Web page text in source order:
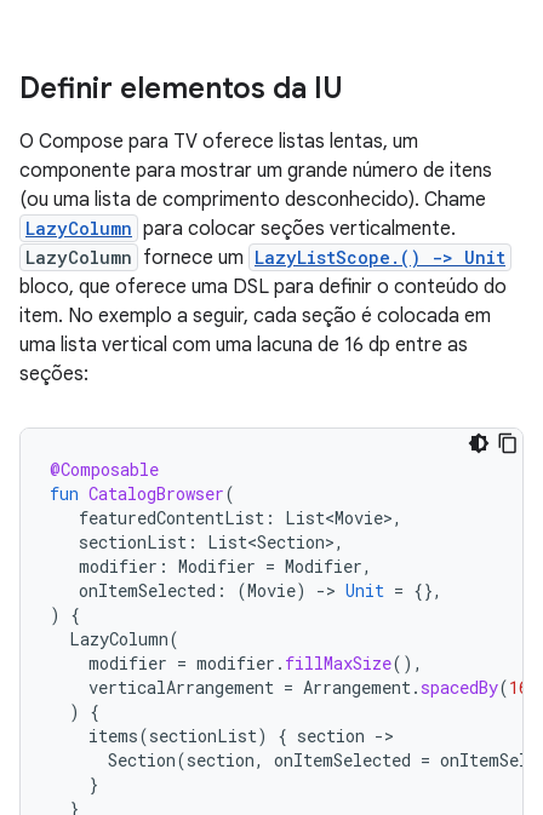
Definir elementos da IU
O Compose para TV oferece listas lentas, um
componente para mostrar um grande número de itens
(ou uma lista de comprimento desconhecido). Chame
LazyColumn para colocar seções verticalmente.
LazyColumn fornece um LazyListScope.() -> Unit
bloco, que oferece uma DSL para definir o conteúdo do
item. No exemplo a seguir, cada seção é colocada em
uma lista vertical com uma lacuna de 16 dp entre as
seções:
@Composable
fun CatalogBrowser(
featuredContentList : List<Movie>,
sectionList : List<Section>,
modifier : Modifier = Modifier,
onItemSelected : (Movie) -> Unit = {},
)
{
LazyColumn(
modifier = modifier . fillMaxSize(),
verticalArrangement = Arrangement . spacedBy(16.
)
{
items(sectionList) { section -
Section(section, onItemSelected =
}
}